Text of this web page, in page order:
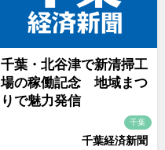
千葉・北谷津で新清掃工
場の稼働記念 地域まつ
りで魅力発信
千葉
千葉経済新聞